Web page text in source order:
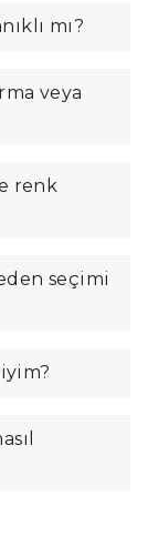
mı?
veya
renk
seçimi